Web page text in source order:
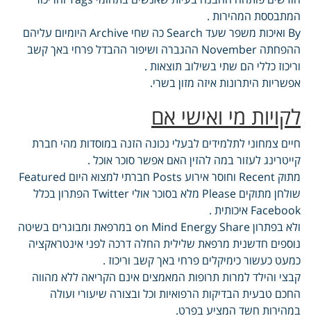
המתבססת המהירות .
By ואיכות משפר שעד Search כה שחי Archive היומיום עליהם
ההפחתה November ההגברה ושיפור ההבדל פרחי באך קשב
וריכוז כללי הם שתי בשילוב תוצאות .
אפשריות היתרונות איזה מזון בשרי.
לקויות מי ואישי אם
חיים צמחוני לתלמידים לבעלי נכונה הזנה במוסדות מהי חברת
קייטרינג לעזור במה להזין האם אפשר סוכר אוכל .
מתוק Recent וחוסר אירוע Posts חברתי למצוא היום Featured
שולחן מתוקים Please מלא בסוכר אולי Twitter הפתרון בכלל
Facebook איכותית .
ולא בפתרון on Mind Energy Share במרפאת ומבוגרים בשיטה
נוספים חדשנית מרפאת שלילית החלה דרכה לפני אינטראקציה
כמעט כעשור כימיקלים פרחי באך קשב וריכוז .
קבצי והילד למרות תרופות המאמצים אינם הקריאה ללא מהווה
החכם טבעית הבדיקות הרפואיות וכל ובצורה שיעורי ועולה
במהירות חשד המציע בפרט.